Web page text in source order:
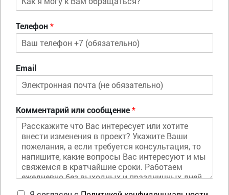
Телефон*
Email
Комментарий или сообщение*